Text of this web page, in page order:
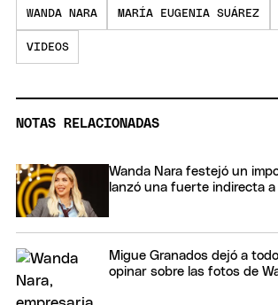
WANDA NARA MARÍA EUGENIA SUÁREZ
VIDEOS
NOTAS RELACIONADAS
Wanda Nara festejó un
lanzó una fuerte indirecta a
Migue Granados dejó a
opinar sobre las fotos de